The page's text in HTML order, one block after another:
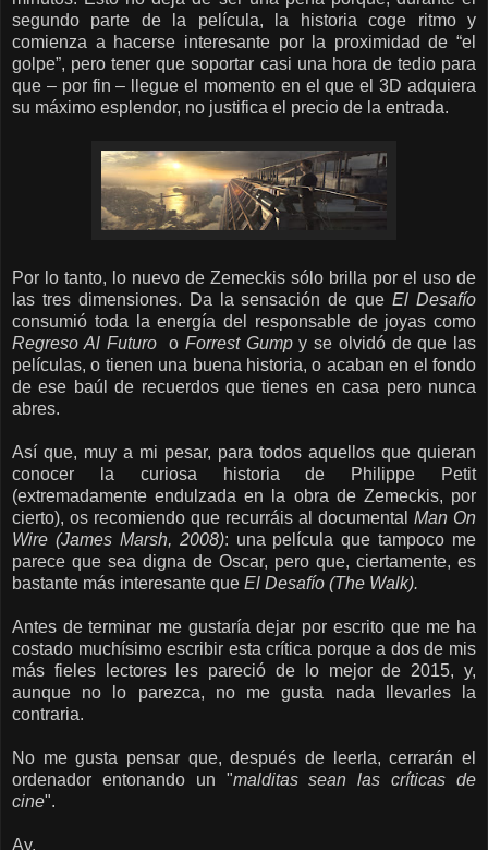
segundo parte de la película, la historia coge ritmo y
comienza a hacerse interesante por la proximidad de “el
golpe”, pero tener que soportar casi una hora de tedio para
que – por fin – llegue el momento en el que el 3D adquiera
su máximo esplendor, no justifica el precio de la entrada.
Por lo tanto, lo nuevo de Zemeckis sólo brilla por el uso de
las tres dimensiones. Da la sensación de queEl Desafío
consumió toda la energía del responsable de joyas como
Regreso Al Futuro
o Forrest Gumpy se olvidó de que las
películas, o tienen una buena historia, o acaban en el fondo
de ese baúl de recuerdos que tienes en casa pero nunca
abres.
Así que, muy a mi pesar, para todos aquellos que quieran
conocer la curiosa historia de Philippe Petit
(extremadamente endulzada en la obra de Zemeckis, por
cierto), os recomiendo que recurráis al documental Man On
Wire (James Marsh, 2008): una película que tampoco me
parece que sea digna de Oscar, pero que, ciertamente, es
bastante más interesante que El Desafío (The Walk).
Antes de terminar me gustaría dejar por escrito que me ha
costado muchísimo escribir esta crítica porque a dos de mis
más fieles lectoresles pareció de lo mejor de 2015, y,
aunque no lo parezca, no me gusta nada llevarles la
contraria.
No me gusta pensar que, después de leerla, cerrarán el
ordenador entonando un "malditas sean las críticas de
cine".
Ay.